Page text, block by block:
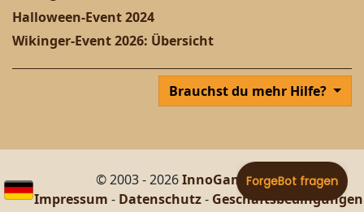
Halloween-Event 2024
Wikinger-Event 2026: Übersicht
Brauchst du mehr Hilfe?
© 2003 - 2026InnoGames GmbH
Impressum - Datenschutz- Geschäftsbedingungen